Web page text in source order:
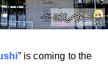
” is coming to the